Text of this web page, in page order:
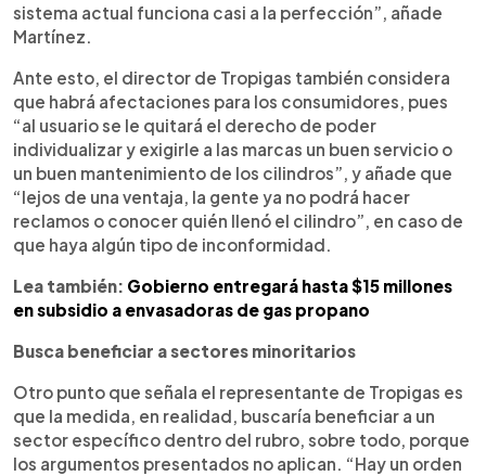
sistema actual funciona casi a la perfección”, añade
Martínez.
Ante esto, el director de Tropigas también considera
que habrá afectaciones para los consumidores, pues
“al usuario se le quitará el derecho de poder
individualizar y exigirle a las marcas un buen servicio o
un buen mantenimiento de los cilindros”, y añade que
“lejos de una ventaja, la gente ya no podrá hacer
reclamos o conocer quién llenó el cilindro”, en caso de
que haya algún tipo de inconformidad.
Lea también: Gobierno entregará hasta $15 millones
en subsidio a envasadoras de gas propano
Busca beneficiar a sectores minoritarios
Otro punto que señala el representante de Tropigas es
que la medida, en realidad, buscaría beneficiar a un
sector específico dentro del rubro, sobre todo, porque
los argumentos presentados no aplican. “Hay un orden